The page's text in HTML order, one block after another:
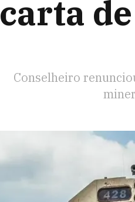
carta
Conselheiro